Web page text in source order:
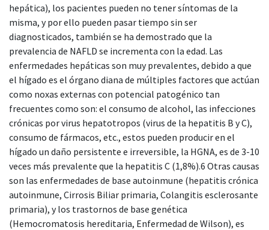
hepática), los pacientes pueden no tener síntomas de la
misma, y por ello pueden pasar tiempo sin ser
diagnosticados, también se ha demostrado que la
prevalencia de NAFLD se incrementa con la edad. Las
enfermedades hepáticas son muy prevalentes, debido a que
el hígado es el órgano diana de múltiples factores que actúan
como noxas externas con potencial patogénico tan
frecuentes como son: el consumo de alcohol, las infecciones
crónicas por virus hepatotropos (virus de la hepatitis B y C),
consumo de fármacos, etc., estos pueden producir en el
hígado un daño persistente e irreversible, la HGNA, es de 3-10
veces más prevalente que la hepatitis C (1,8%).6 Otras causas
son las enfermedades de base autoinmune (hepatitis crónica
autoinmune, Cirrosis Biliar primaria, Colangitis esclerosante
primaria), y los trastornos de base genética
(Hemocromatosis hereditaria, Enfermedad de Wilson), es